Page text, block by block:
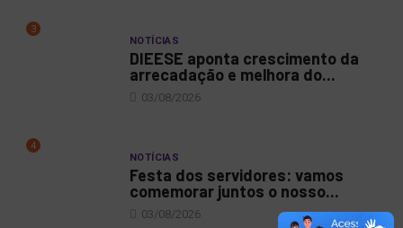
3
NOTÍCIAS
DIEESE aponta crescimento da
arrecadação e melhora do...
03/08/2026
4
NOTÍCIAS
Festa dos servidores: vamos
comemorar juntos o nosso...
03/08/2026